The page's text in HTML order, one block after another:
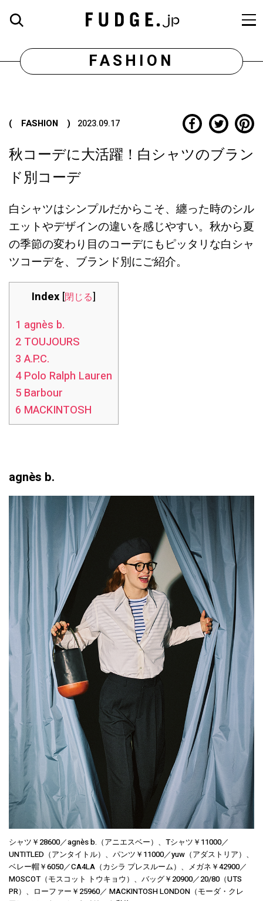
FASHION
( FASHION ) 2023.09.17
秋コーデに大活躍！白シャツのブラン
ド別コーデ
白シャツはシンプルだからこそ、纏った時のシル
エットやデザインの違いを感じやすい。秋から夏
の季節の変わり目のコーデにもピッタリな白シャ
ツコーデを、ブランド別にご紹介。
Index [閉じる]
1 agnès b.
2TOUJOURS
3 A.P.C.
4Polo Ralph Lauren
5Barbour
6 MACKINTOSH
agnès b.
シャツ￥28600／agnès b.（アニエスベー）、Tシャツ￥11000／
UNTITLED（アンタイトル）、パンツ￥11000／yuw（アダストリア）、
ベレー帽￥6050／CA4LA（カシラ プレスルーム）、メガネ￥42900／
MOSCOT（モスコット トウキョウ）、バッグ￥20900／20/80（UTS
PR）、ローファー￥25960／ MACKINTOSH LONDON（モーダ・クレ